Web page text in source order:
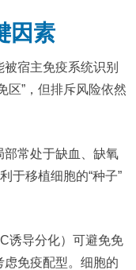
因素
被宿主免疫系统识别
区”，但排斥风险依然
部常处于缺血、缺氧
于移植细胞的“种子”
诱导分化）可避免免
免疫配型。细胞的